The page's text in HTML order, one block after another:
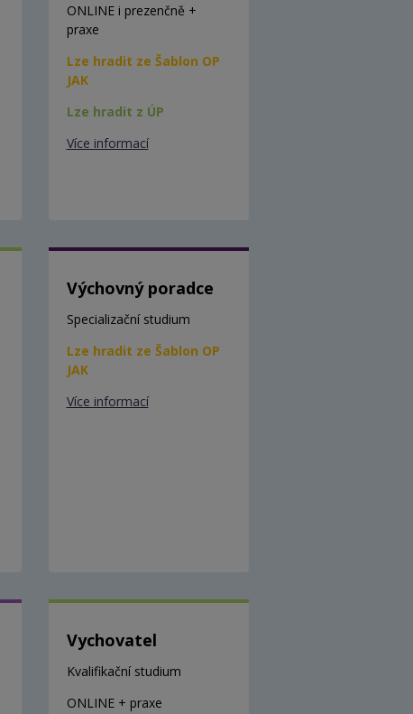
ONLINE i prezenčně +
praxe
Lze hradit ze Šablon OP
JAK
Lze hradit z ÚP
Více informací
Výchovný poradce
Specializační studium
Lze hradit ze Šablon OP
JAK
Více informací
Vychovatel
Kvalifikační studium
ONLINE + praxe